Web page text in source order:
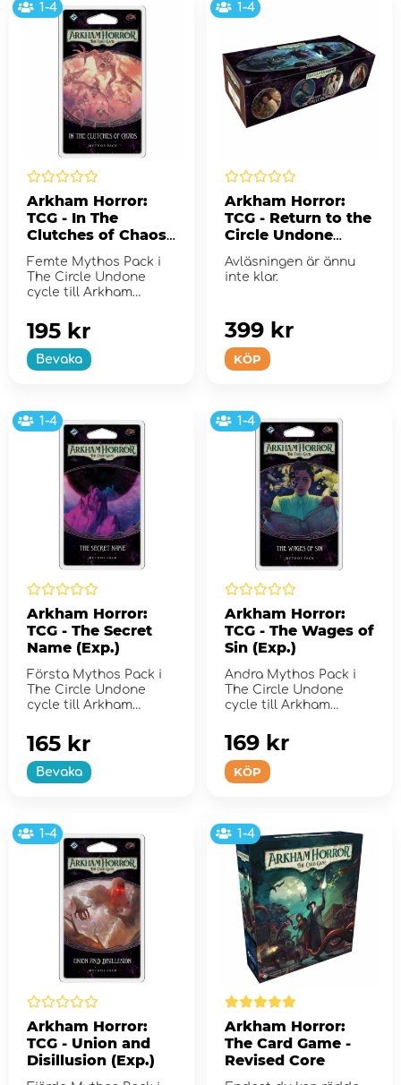
1-4
Arkham Horror:
TCG - In The
Clutches of Chaos
Femte Mythos Pack i
The Circle Undone
cycle till Arkham
Game.
Bevaka
195 kr
1-4
Arkham Horror:
TCG - Return to the
Circle Undone
Avläsningen är ännu
inte klar.
KÖP
399 kr
1-4
Arkham Horror:
TCG - The Secret
Name (Exp.)
Första Mythos Pack i
The Circle Undone
cycle till Arkham
Bevaka
165 kr
1-4
Arkham Horror:
TCG - The Wages of
Sin (Exp.)
Andra Mythos Pack i
The Circle Undone
cycle till Arkham
Game.
KÖP
169 kr
1-4
Arkham Horror:
TCG - Union and
Disillusion (Exp.)
1-4
Arkham Horror:
The Card Game -
Revised Core